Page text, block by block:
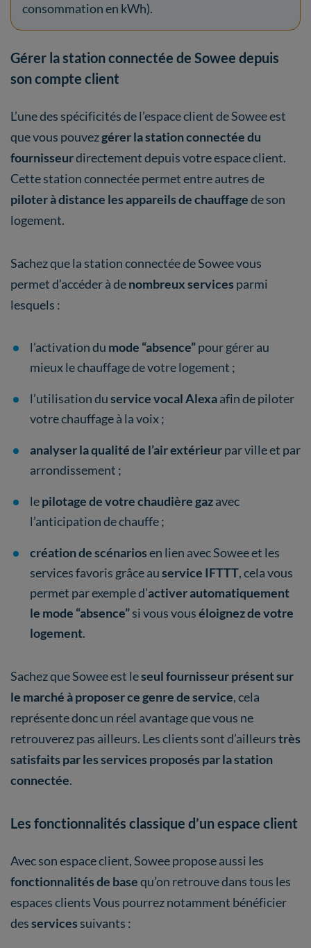
consommation en kWh).
Gérer la station connectée de Sowee depuis
son compte client
L’une des spécificités de l’espace client de Sowee est
que vous pouvezgérer la station connectée du
fournisseurdirectement depuis votre espace client.
Cette station connectée permet entre autres de
piloter à distance les appareils de chauffagede son
logement.
Sachez que la station connectée de Sowee vous
permet d’accéder à denombreux services parmi
lesquels :
l’activation du mode “absence”pour gérer au
mieux le chauffage de votre logement ;
l’utilisation duservice vocal Alexaafin de piloter
votre chauffage à la voix ;
analyser la qualité de l’air extérieurpar ville et par
arrondissement ;
lepilotage de votre chaudière gazavec
l’anticipation de chauffe ;
création de scénariosen lien avec Sowee et les
services favoris grâce auservice IFTTT, cela vous
permet par exemple d’activer automatiquement
le mode “absence”si vous vouséloignez de votre
logement.
Sachez que Sowee est leseul fournisseur présent sur
le marché à proposer ce genre de service, cela
représente donc un réel avantage que vous ne
retrouverez pas ailleurs. Les clients sont d’ailleurstrès
satisfaits par les services proposés par la station
connectée.
Les fonctionnalités classique d’un espace client
Avec son espace client, Sowee propose aussi les
fonctionnalités de basequ’on retrouve dans tous les
espaces clients Vous pourrez notamment bénéficier
desservices suivants :